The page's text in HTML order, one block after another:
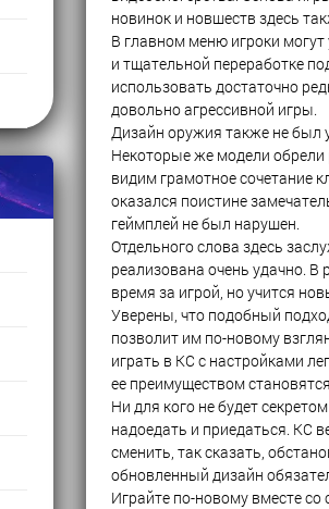
новинок и новшеств здесь
В главном меню игроки
и тщательной переработке
использовать достаточно
довольно агрессивной игры.
Дизайн оружия также не был
Некоторые же модели обрели
видим грамотное сочетание
оказался поистине
геймплей не был нарушен.
Отдельного слова здесь
реализована очень удачно. В
время за игрой, но учится
Уверены, что подобный
позволит им по-новому
играть в КС с настройками
ее преимуществом
Ни для кого не будет
надоедать и приедаться. КС
сменить, так сказать,
обновленный дизайн
Играйте по-новому вместе со